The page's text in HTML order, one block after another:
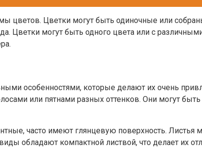
цветов. Цветки могут быть одиночные или
Цветки могут быть одного цвета или с
особенностями, которые делают их очень
или пятнами разных оттенков. Они могут
часто имеют глянцевую поверхность.
обладают компактной листвой, что делает их